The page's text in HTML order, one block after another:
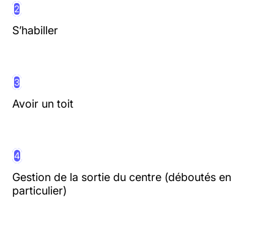
2
S’habiller
3
Avoir un toit
4
Gestion de la sortie du centre (déboutés en
particulier)